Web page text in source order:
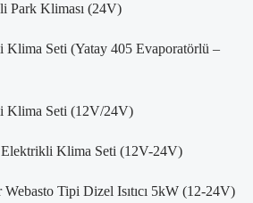
Park Kliması (24V)
Seti (Yatay 405 Evaporatörlü –
Klima Seti (12V/24V)
Klima Seti (12V-24V)
Tipi Dizel Isıtıcı 5kW (12-24V)